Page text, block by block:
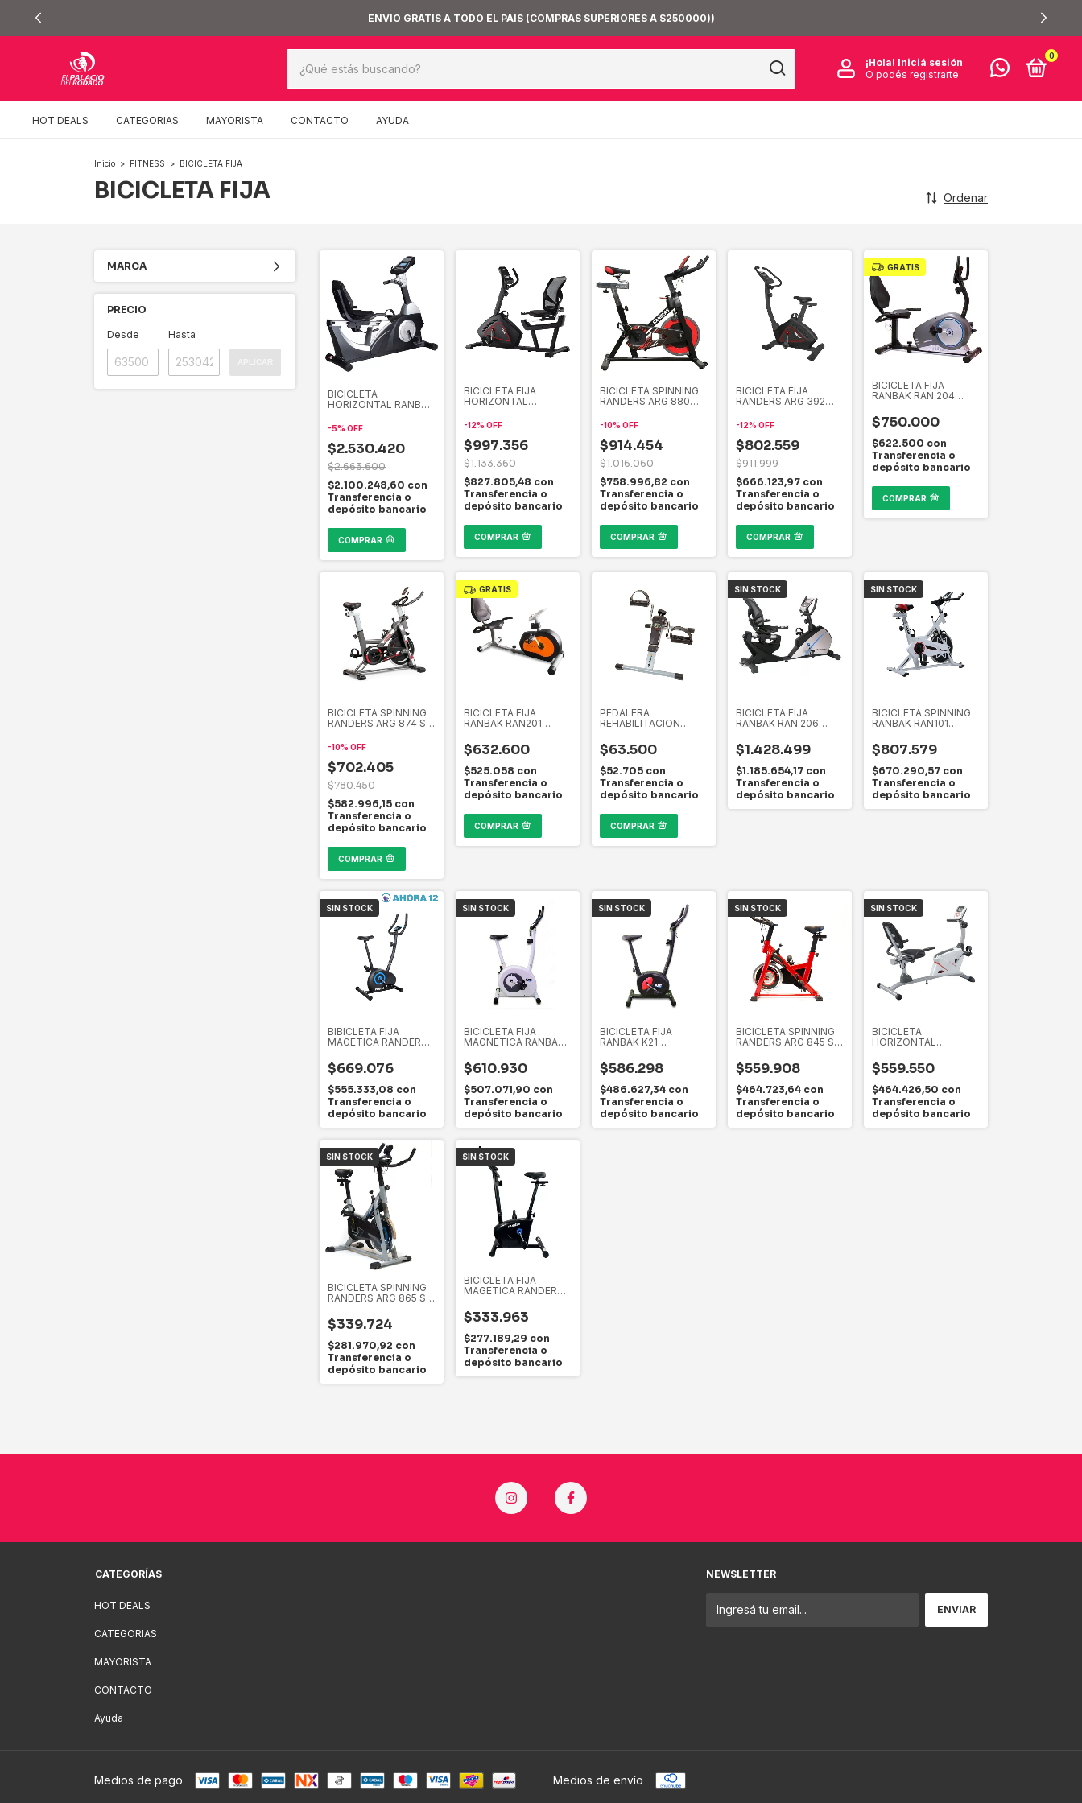
A $250000)) COMPRA TRANQUILO: 6 MESES DE GARANTÍA Y 10 DIAS DE
¡Hola! Iniciá sesión
O podés registrarte
0
HOT DEALS CATEGORIAS MAYORISTA CONTACTO AYUDA
Inicio > FITNESS > BICICLETA FIJA
BICICLETA FIJA Ordenar
MARCA
PRECIO
Desde Hasta
BICICLETA
HORIZONTAL RANBAK
ELECTROMAGNETICA
-5% OFF
$2.530.420
$2.663.600
$2.100.248,60 con
Transferencia o
depósito bancario
COMPRAR
BICICLETA FIJA
HORIZONTAL
RANDERS ARG-6392
-12% OFF
$997.356
$1.133.360
$827.805,48 con
Transferencia o
depósito bancario
COMPRAR
BICICLETA SPINNING
RANDERS ARG 880
-10% OFF
$914.454
$1.016.060
$758.996,82 con
Transferencia o
depósito bancario
COMPRAR
BICICLETA FIJA
RANDERS ARG 392
-12% OFF
$802.559
$911.999
$666.123,97 con
Transferencia o
depósito bancario
COMPRAR
GRATIS
BICICLETA FIJA
RANBAK RAN 204
$750.000
$622.500 con
Transferencia o
depósito bancario
COMPRAR
BICICLETA SPINNING
RANDERS ARG 874 SP
-10% OFF
$702.405
$780.450
$582.996,15 con
Transferencia o
depósito bancario
COMPRAR
GRATIS
BICICLETA FIJA
RANBAK RAN201
RECUMBENT
$632.600
$525.058 con
Transferencia o
depósito bancario
COMPRAR
PEDALERA
REHABILITACION
KINESIOLOGIA
$63.500
$52.705 con
Transferencia o
depósito bancario
COMPRAR
SIN STOCK
BICICLETA FIJA
RANBAK RAN 206
$1.428.499
$1.185.654,17 con
Transferencia o
depósito bancario
SIN STOCK
BICICLETA SPINNING
RANBAK RAN101
$807.579
$670.290,57 con
Transferencia o
depósito bancario
SIN STOCK
BIBICLETA FIJA
MAGETICA RANDERS
$669.076
$555.333,08 con
Transferencia o
depósito bancario
SIN STOCK
BICICLETA FIJA
MAGNETICA RANBAK
$610.930
$507.071,90 con
Transferencia o
depósito bancario
SIN STOCK
BICICLETA FIJA
RANBAK K21
$586.298
$486.627,34 con
Transferencia o
depósito bancario
SIN STOCK
BICICLETA SPINNING
RANDERS ARG 845 SP
$559.908
$464.723,64 con
Transferencia o
depósito bancario
SIN STOCK
BICICLETA
HORIZONTAL
$559.550
$464.426,50 con
Transferencia o
depósito bancario
SIN STOCK
BICICLETA SPINNING
RANDERS ARG 865 SP
$339.724
$281.970,92 con
Transferencia o
depósito bancario
SIN STOCK
BICICLETA FIJA
MAGETICA RANDERS
$333.963
$277.189,29 con
Transferencia o
depósito bancario
CATEGORÍAS
HOT DEALS
CATEGORIAS
MAYORISTA
CONTACTO
Ayuda
NEWSLETTER
Medios de pago Medios de envío